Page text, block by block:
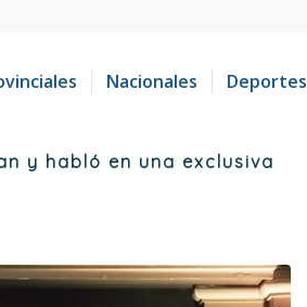
Nacionales Deportes
y habló en una exclusiva